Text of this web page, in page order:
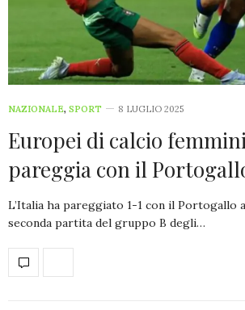
NAZIONALE, SPORT 8 LUGLIO 2025
Europei di calcio
pareggia con il
L’Italia ha pareggiato 1-1 con il Portogallo
seconda partita del gruppo B degli…